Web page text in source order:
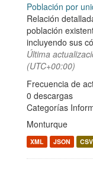
Población por
Relación
población
incluyendo sus
Última
(UTC+00:00)
Frecuencia de
0 descargas
Categorías
Monturque
XML JSON CSV